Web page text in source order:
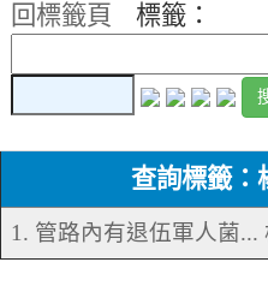
回標籤頁
標籤：
查詢標籤：
1. 管路內有退伍軍人菌